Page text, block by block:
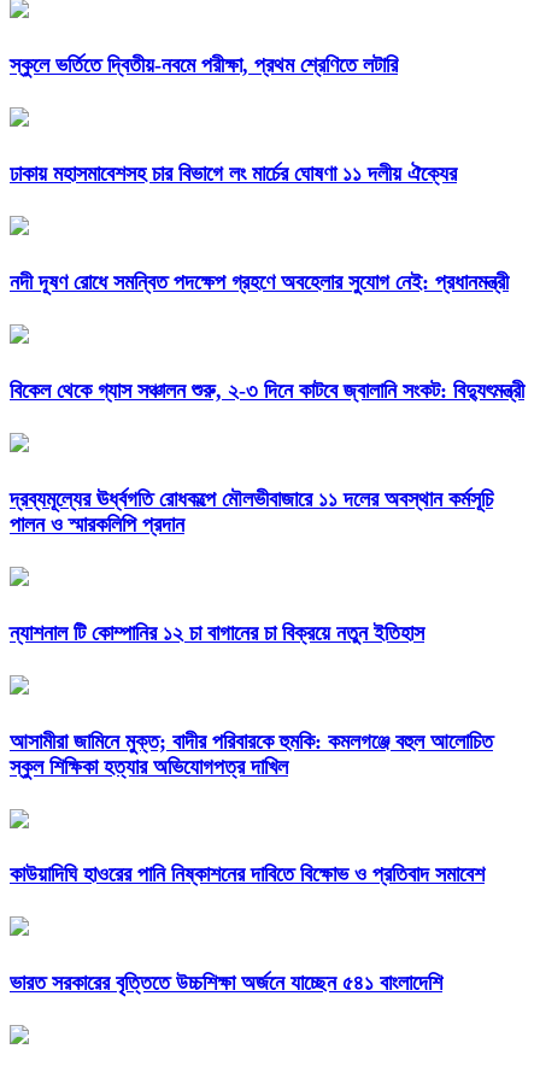
স্কুলে ভর্তিতে দ্বিতীয়-নবমে পরীক্ষা, প্রথম শ্রেণিতে লটারি
ঢাকায় মহাসমাবেশসহ চার বিভাগে লং মার্চের ঘোষণা ১১ দলীয় ঐক্যের
নদী দূষণ রোধে সমন্বিত পদক্ষেপ গ্রহণে অবহেলার সুযোগ নেই: প্রধানমন্ত্রী
বিকেল থেকে গ্যাস সঞ্চালন শুরু, ২-৩ দিনে কাটবে জ্বালানি সংকট: বিদ্যুৎমন্ত্রী
দ্রব্যমূল্যের ঊর্ধ্বগতি রোধকল্পে মৌলভীবাজারে ১১ দলের অবস্থান কর্মসূচি
পালন ও স্মারকলিপি প্রদান
ন্যাশনাল টি কোম্পানির ১২ চা বাগানের চা বিক্রয়ে নতুন ইতিহাস
আসামীরা জামিনে মুক্ত; বাদীর পরিবারকে হুমকি: কমলগঞ্জে বহুল আলোচিত
স্কুল শিক্ষিকা হত্যার অভিযোগপত্র দাখিল
কাউয়াদিঘি হাওরের পানি নিষ্কাশনের দাবিতে বিক্ষোভ ও প্রতিবাদ সমাবেশ
ভারত সরকারের বৃত্তিতে উচ্চশিক্ষা অর্জনে যাচ্ছেন ৫৪১ বাংলাদেশি